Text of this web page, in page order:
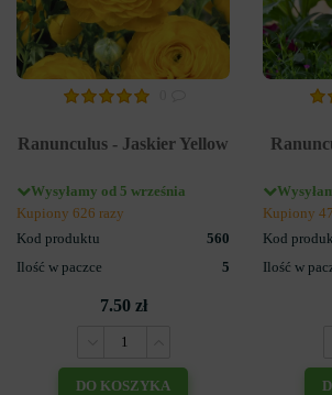
Ranunculus - Jaskier Yellow
Wysyłamy od 5 września
Kupiony 626 razy
Kod produktu
560
Ilość w paczce
5
7.50 zł
DO KOSZYKA
Kupiony
Kod
Ilość w